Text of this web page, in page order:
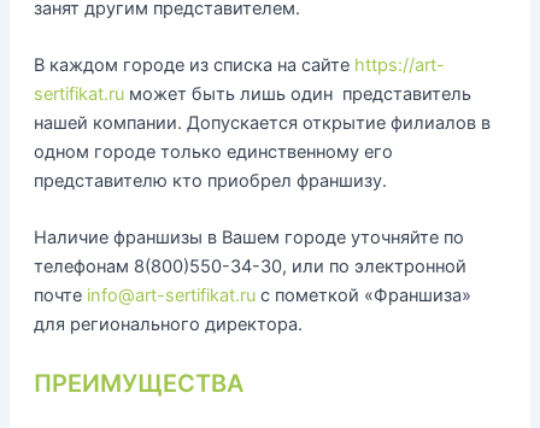
занят другим представителем.
В каждом городе из списка на сайте https://art-
sertifikat.ruможет быть лишь один представитель
нашей компании. Допускается открытие филиалов в
одном городе только единственному его
представителю кто приобрел франшизу.
Наличие франшизы в Вашем городе уточняйте по
телефонам 8(800)550-34-30, или по электронной
почте info@art-sertifikat.ruс пометкой «Франшиза»
для регионального директора.
ПРЕИМУЩЕСТВА